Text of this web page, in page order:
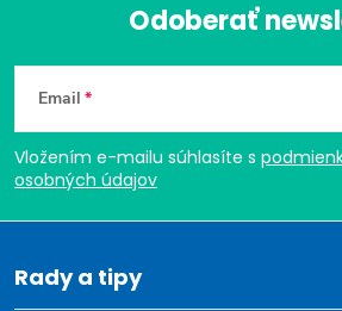
Z
á
p
ä
t
Odoberať
Email
Vložením e-mailu súhlasíte s
osobných údajov
Rady a tipy